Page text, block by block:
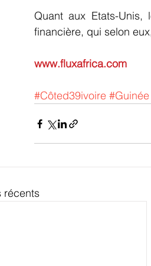
Quant aux Etats-
financière, qui selon
www.fluxafrica.com
#Côted39ivoire #Guinée
récents